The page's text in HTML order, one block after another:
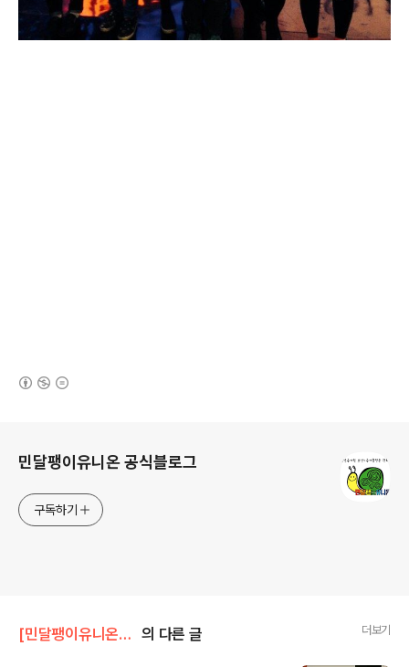
민달팽이유니온 공식블로그
구독하기
[민달팽이유니온]/* 활동보고 의 다른 글 더보기